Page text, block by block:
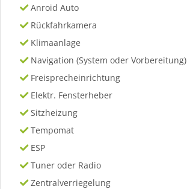
Anroid Auto
Rückfahrkamera
Klimaanlage
Navigation (System oder Vorbereitung)
Freisprecheinrichtung
Elektr. Fensterheber
Sitzheizung
Tempomat
ESP
Tuner oder Radio
Zentralverriegelung